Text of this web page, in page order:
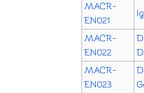
MACR-
EN021
MACR-
EN022
MACR-
EN023